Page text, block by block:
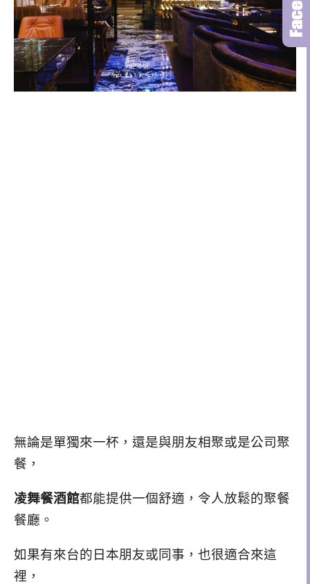
無論是單獨來一杯，還是與朋友相聚或是公司聚
餐，
凌舞餐酒館都能提供一個舒適，令人放鬆的聚餐
餐廳。
如果有來台的日本朋友或同事，也很適合來這
裡，